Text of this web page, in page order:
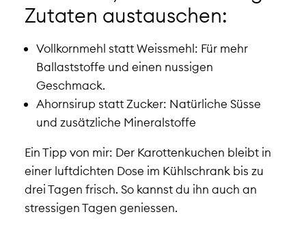
Zutaten austauschen:
Vollkornmehl statt Weissmehl: Für mehr
Ballaststoffe und einen nussigen
Geschmack.
Ahornsirup statt Zucker: Natürliche Süsse
und zusätzliche Mineralstoffe
Ein Tipp von mir: Der Karottenkuchen bleibt in
einer luftdichten Dose im Kühlschrank bis zu
drei Tagen frisch. So kannst du ihn auch an
stressigen Tagen geniessen.